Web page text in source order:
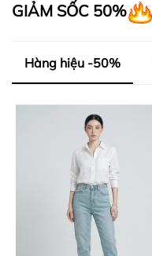
GIẢM SỐC 50%
Hàng hiệu -50%